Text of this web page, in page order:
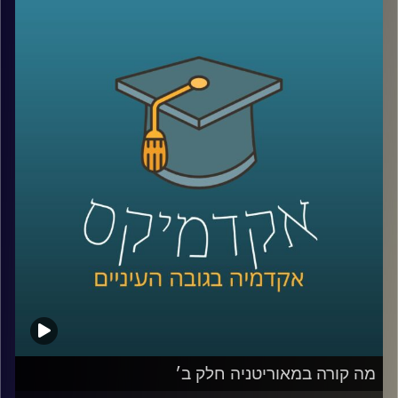
כן, בזמן שאנחנו מדברים על ביטחון לאומי, אנחנו מפסידים
בקרב אחר – על חיינו בכבישים.
רק השנה, 388 בני אדם נהרגו בתאונות דרכים, נתון שממצב
את שנת 2025 כאחת השנים הקטלניות ביותר בעשורים
האחרונים, עם עלייה של 6% לעומת השנה שעברה, ושיא שלילי
שלא נראה מאז 2005.
והנתון הקשה ביותר? אחד מכל ארבעה הרוגים הוא נהג צעיר,
כדי לדבר על זה באמת ולא רק על המספרים, אלא גם על
האנשים מאחוריהם, הגיעו היום לאולפן שני אורחים מעוררי
גלי שחר אפרת, מנכ״לית FORE לימודי חוץ, הכשרת מנהלים
ובית הספר להייטק וAI של Google ואוניברסיטת רייכמן,
שאיבדה את בתה שחר בת תשעה חודשים בתאונת דרכים,
מה קורה במאוריטניה חלק ב׳